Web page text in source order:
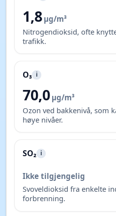
1,8 µg/m³
Nitrogendioksid, ofte
trafikk.
O₃ i
70,0 µg/m³
Ozon ved bakkenivå, som
høye nivåer.
SO₂ i
Ikke tilgjengelig
Svoveldioksid fra enkelte
forbrenning.